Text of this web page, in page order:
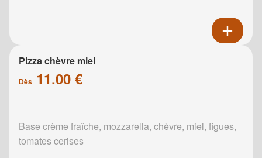
Pizza chèvre miel
Dès 11.00 €
Base crème fraîche, mozzarella, chèvre, miel, figues,
tomates cerises